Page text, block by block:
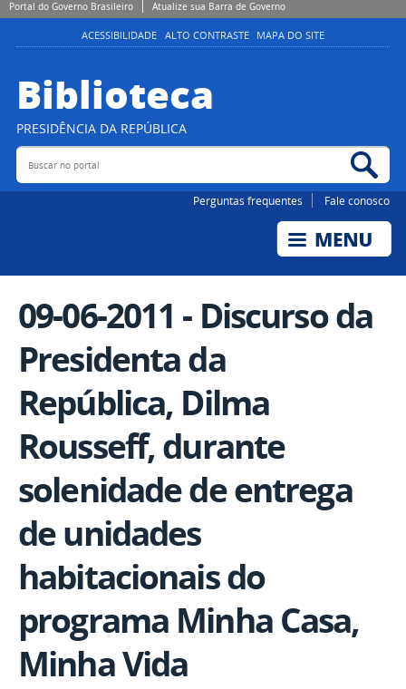
Portal do Governo Brasileiro Atualize sua Barra de Governo
ACESSIBILIDADE ALTO CONTRASTE MAPA DO SITE
Biblioteca
PRESIDÊNCIA DA REPÚBLICA
Buscar no portal
Perguntas frequentes Fale conosco
09-06-2011 - Discurso da
Presidenta da
República, Dilma
Rousseff, durante
solenidade de entrega
de unidades
habitacionais do
programa Minha Casa,
Minha Vida